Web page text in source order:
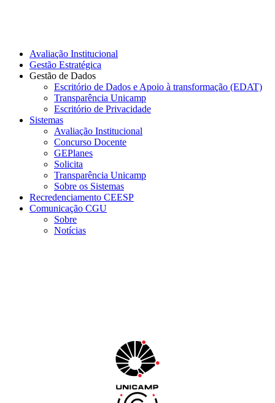
Avaliação Institucional
Gestão Estratégica
Gestão de Dados
Escritório de Dados e Apoio à transformação (EDAT)
Transparência Unicamp
Escritório de Privacidade
Sistemas
Avaliação Institucional
Concurso Docente
GEPlanes
Solicita
Transparência Unicamp
Sobre os Sistemas
Recredenciamento CEESP
Comunicação CGU
Sobre
Notícias